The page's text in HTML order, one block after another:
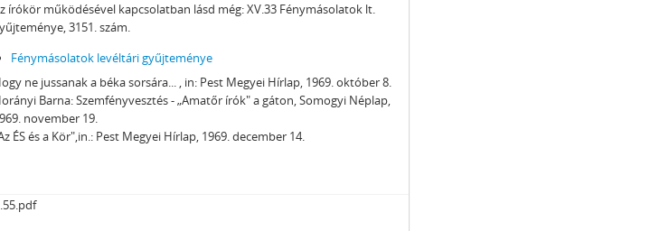
írókör működésével kapcsolatban lásd még: XV.33 Fénymásolatok lt.
3151. szám.
Fénymásolatok levéltári gyűjteménye
ne jussanak a béka sorsára... , in: Pest Megyei Hírlap, 1969. október 8.
Barna: Szemfényvesztés - „Amatőr írók" a gáton, Somogyi Néplap,
november 19.
ÉS és a Kör",in.: Pest Megyei Hírlap, 1969. december 14.